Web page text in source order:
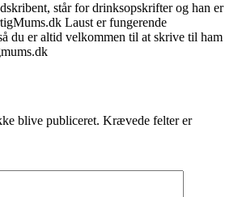
står for drinksopskrifter og han er
Laust er fungerende
du er altid velkommen til at skrive til ham
blive publiceret. Krævede felter er